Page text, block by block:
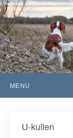
MENU
U-kullen